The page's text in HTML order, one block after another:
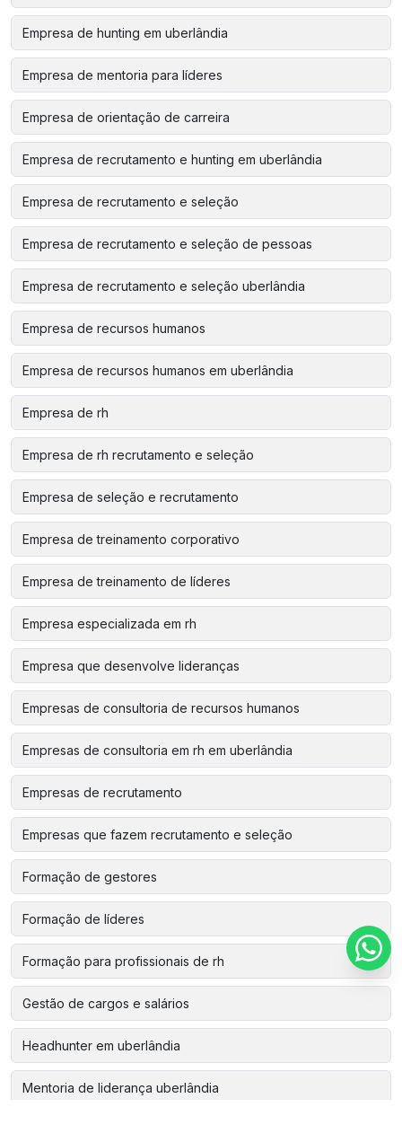
Empresa de hunting em uberlândia
Empresa de mentoria para líderes
Empresa de orientação de carreira
Empresa de recrutamento e hunting em uberlândia
Empresa de recrutamento e seleção
Empresa de recrutamento e seleção de pessoas
Empresa de recrutamento e seleção uberlândia
Empresa de recursos humanos
Empresa de recursos humanos em uberlândia
Empresa de rh
Empresa de rh recrutamento e seleção
Empresa de seleção e recrutamento
Empresa de treinamento corporativo
Empresa de treinamento de líderes
Empresa especializada em rh
Empresa que desenvolve lideranças
Empresas de consultoria de recursos humanos
Empresas de consultoria em rh em uberlândia
Empresas de recrutamento
Empresas que fazem recrutamento e seleção
Formação de gestores
Formação de líderes
Formação para profissionais de rh
Gestão de cargos e salários
Headhunter em uberlândia
Mentoria de liderança uberlândia